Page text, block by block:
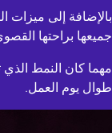
بالإضافة إلى ميزات
جميعها براحتها
مهما كان النمط
طوال يوم العمل.